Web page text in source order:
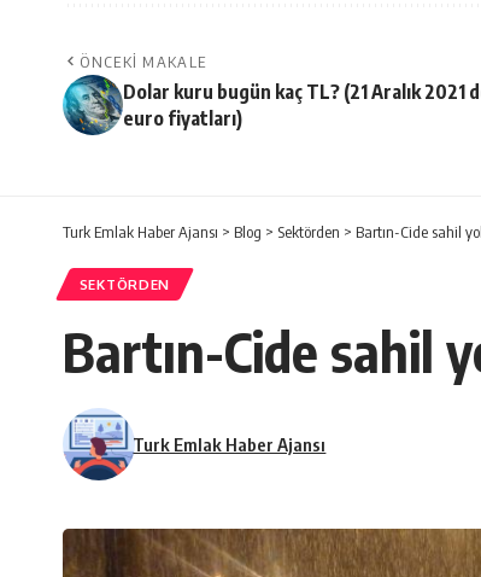
ÖNCEKI MAKALE
Dolar kuru bugün kaç TL? (21 Aralık 2021
euro fiyatları)
Turk Emlak Haber Ajansı > Blog > Sektörden > Bartın-Cide sahil
SEKTÖRDEN
Bartın-Cide sahil
Turk Emlak Haber Ajansı